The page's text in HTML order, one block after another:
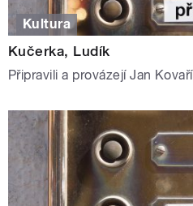
Kultura
Kučerka, Ludík
Připravili a provázejí Jan